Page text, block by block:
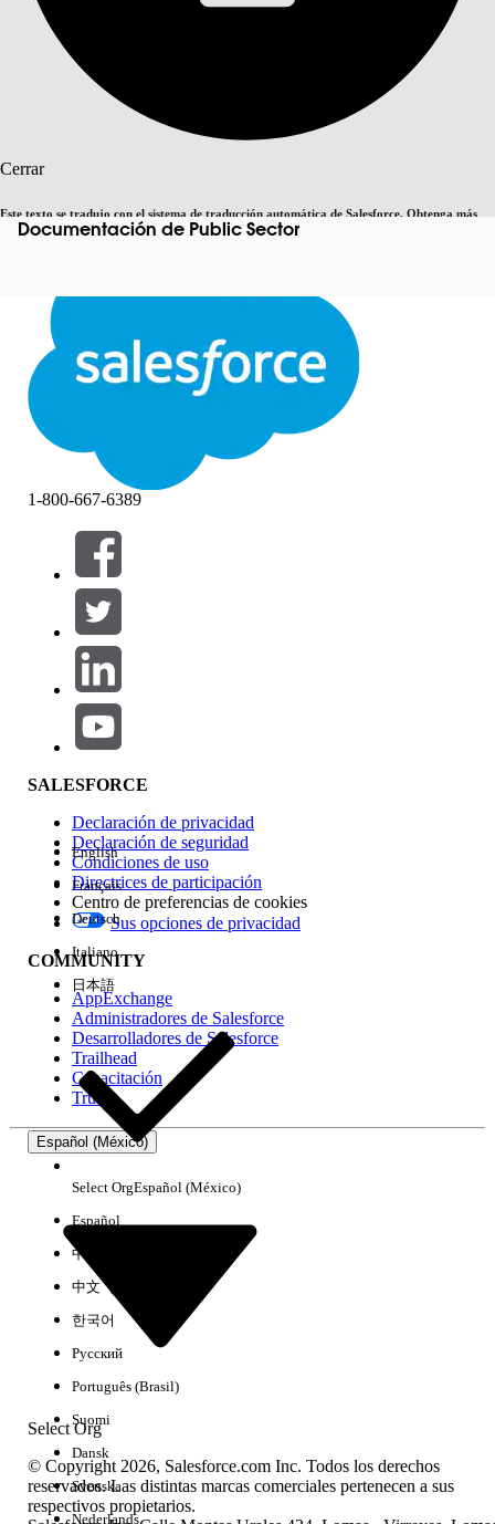
Cerrar
Este texto se tradujo con el sistema de traducción automática de Salesforce. Obtenga más
detallesaquí . Cambiar a inglés Ahora no
Cerrar Cerrar
Documentación de Public Sector
Índice de materias
Buscar
Filtros (0)
SELECCIONAR FILTROS
Área de productos
Repercusión de función
Edición
Experiencia
No hay resultados
1-800-667-6389
SALESFORCE
Declaración de privacidad
Declaración de seguridad
Condiciones de uso
Directrices de participación
Centro de preferencias de cookies
Sus opciones de privacidad
COMMUNITY
AppExchange
Administradores de Salesforce
Desarrolladores de Salesforce
Trailhead
Capacitación
Trust
Español (México)
Select Org
English
Français
Deutsch
Italiano
日本語
Select OrgEspañol (México)
Español
中文（简体）
中文（繁體）
한국어
Русский
Português (Brasil)
Suomi
Dansk
Svenska
Nederlands
© Copyright 2026, Salesforce.com Inc. Todos los derechos
reservados. Las distintas marcas comerciales pertenecen a sus
respectivos propietarios.